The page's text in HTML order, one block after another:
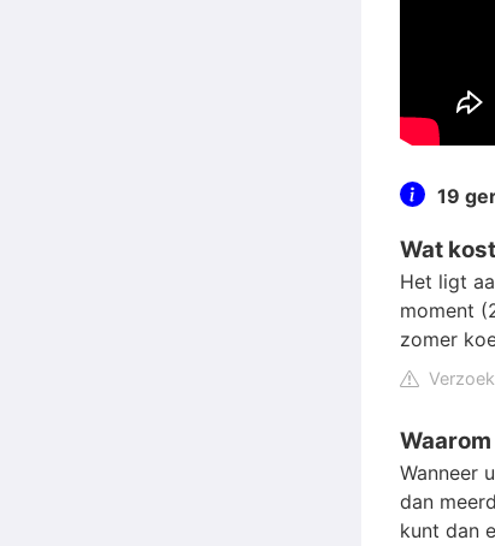
19
Wat
Het ligt
moment
zomer
Wanneer
dan
kunt dan